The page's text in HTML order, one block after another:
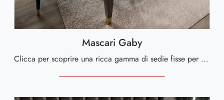
Mascari Gaby
Clicca per scoprire una ricca gamma di sedie fisse per stanze design: il modello Mascari Gaby di Valderamobili ti sta aspettando!